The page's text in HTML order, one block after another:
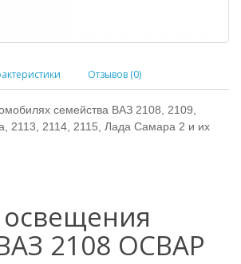
Отзывов (0)
семейства ВАЗ 2108, 2109,
2113, 2114, 2115, Лада Самара 2 и их
2108 ОСВАР